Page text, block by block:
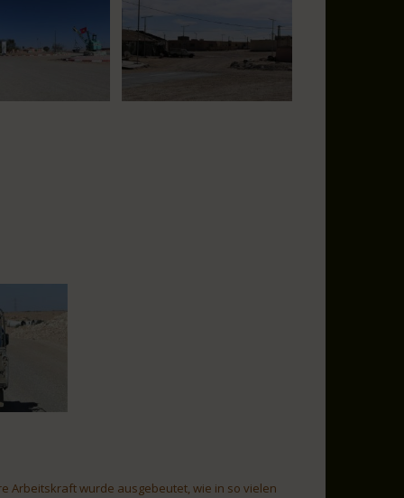
Arbeitskraft wurde ausgebeutet, wie in so vielen